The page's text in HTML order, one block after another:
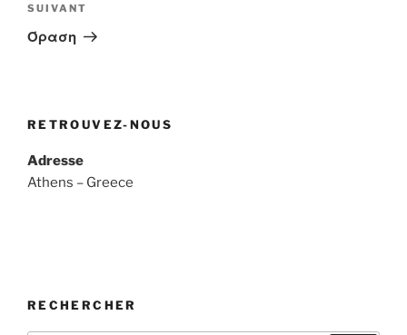
Article
suivant
SUIVANT
Όραση
RETROUVEZ-NOUS
Adresse
Athens – Greece
RECHERCHER